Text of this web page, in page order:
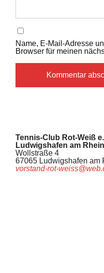
Name, E-Mail-Adresse
Browser für meinen
Tennis-Club Rot-Weiß
Ludwigshafen am Rhein
Wollstraße 4
67065 Ludwigshafen am
vorstand-rot-